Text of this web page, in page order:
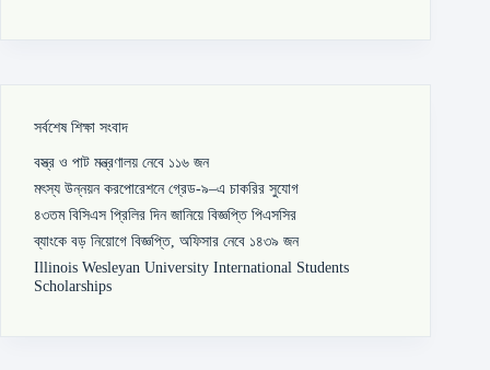
সর্বশেষ শিক্ষা সংবাদ
বস্ত্র ও পাট মন্ত্রণালয় নেবে ১১৬ জন
মৎস্য উন্নয়ন করপোরেশনে গ্রেড-৯–এ চাকরির সুযোগ
৪৩তম বিসিএস প্রিলির দিন জানিয়ে বিজ্ঞপ্তি পিএসসির
ব্যাংকে বড় নিয়োগে বিজ্ঞপ্তি, অফিসার নেবে ১৪৩৯ জন
Illinois Wesleyan University International Students
Scholarships